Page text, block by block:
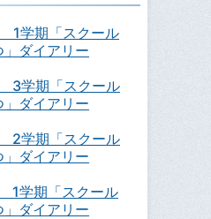
1学期「スクール
」ダイアリー
3学期「スクール
」ダイアリー
2学期「スクール
」ダイアリー
1学期「スクール
」ダイアリー